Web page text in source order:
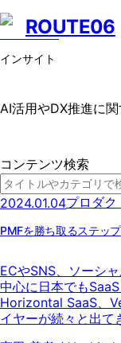
ROUTE06
インサイト
AI活用やDX推進に関
コンテンツ検索
2024.01.04プロダク
PMFを勝ち取るステップ
ECやSNS、ソーシ
中心に日本でも
Horizontal SaaS、
イヤーが続々と出